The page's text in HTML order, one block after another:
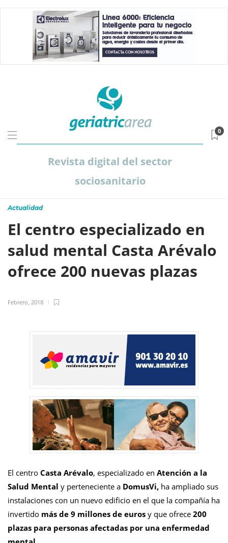
Revista digital del sector
sociosanitario
0
Actualidad
El centro especializado en
salud mental Casta Arévalo
ofrece 200 nuevas plazas
Febrero, 2018
El centro Casta Arévalo, especializado en Atención a la
Salud Mental y perteneciente a DomusVi, ha ampliado sus
instalaciones con un nuevo edificio en el que la compañía ha
invertido más de 9 millones de euros y que ofrece 200
plazas para personas afectadas por una enfermedad